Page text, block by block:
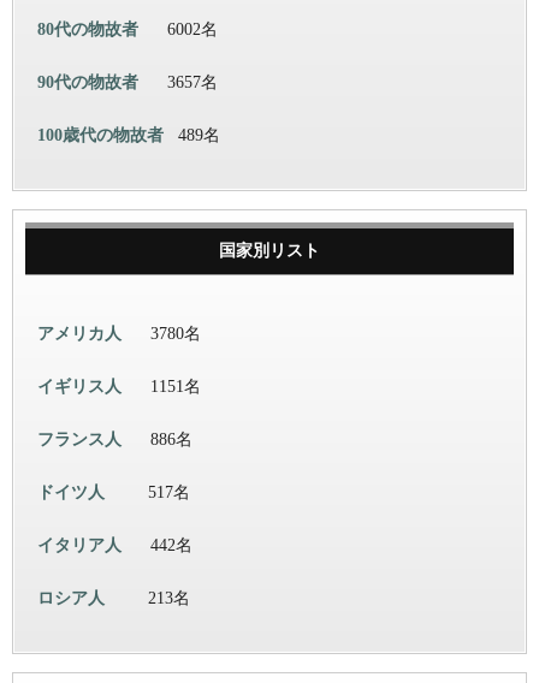
80代の物故者 6002名
90代の物故者 3657名
100歳代の物故者 489名
国家別リスト
アメリカ人 3780名
イギリス人 1151名
フランス人 886名
ドイツ人 517名
イタリア人 442名
ロシア人 213名